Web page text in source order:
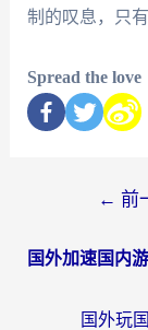
制的叹息，只
Spread the love
← 前
国外加速国内